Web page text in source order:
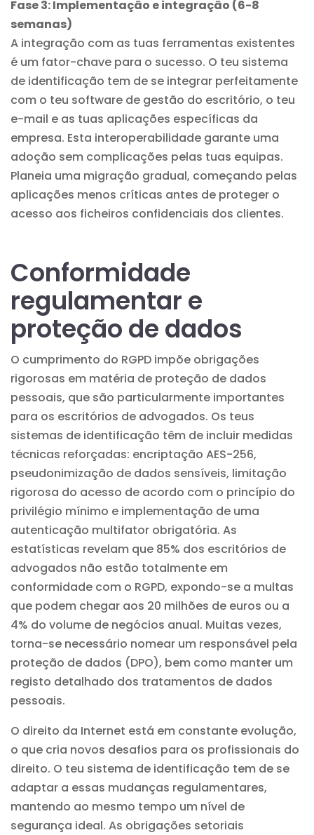
Fase 3: Implementação e integração (6-8
semanas)
A integração com as tuas ferramentas existentes
é um fator-chave para o sucesso. O teu sistema
de identificação tem de se integrar perfeitamente
com o teu software de gestão do escritório, o teu
e-mail e as tuas aplicações específicas da
empresa. Esta interoperabilidade garante uma
adoção sem complicações pelas tuas equipas.
Planeia uma migração gradual, começando pelas
aplicações menos críticas antes de proteger o
acesso aos ficheiros confidenciais dos clientes.
Conformidade
regulamentar e
proteção de dados
O cumprimento do RGPD impõe obrigações
rigorosas em matéria de proteção de dados
pessoais, que são particularmente importantes
para os escritórios de advogados. Os teus
sistemas de identificação têm de incluir medidas
técnicas reforçadas: encriptação AES-256,
pseudonimização de dados sensíveis, limitação
rigorosa do acesso de acordo com o princípio do
privilégio mínimo e implementação de uma
autenticação multifator obrigatória. As
estatísticas revelam que 85% dos escritórios de
advogados não estão totalmente em
conformidade com o RGPD, expondo-se a multas
que podem chegar aos 20 milhões de euros ou a
4% do volume de negócios anual. Muitas vezes,
torna-se necessário nomear um responsável pela
proteção de dados (DPO), bem como manter um
registo detalhado dos tratamentos de dados
pessoais.
O direito da Internet está em constante evolução,
o que cria novos desafios para os profissionais do
direito. O teu sistema de identificação tem de se
adaptar a essas mudanças regulamentares,
mantendo ao mesmo tempo um nível de
segurança ideal. As obrigações setoriais